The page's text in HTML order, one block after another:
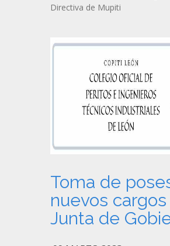
Directiva de Mupiti
Toma de
nuevos
Junta de